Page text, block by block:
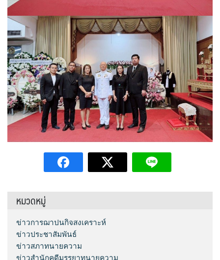
หมวดหมู่
ข่าวการฌาปนกิจสงเคราะห์
ข่าวประชาสัมพันธ์
ข่าวสภาทนายความ
ข่าวสำนักคดีมรรยาทนายความ